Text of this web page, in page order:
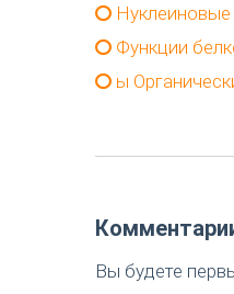
Функции
ы
Вы будете